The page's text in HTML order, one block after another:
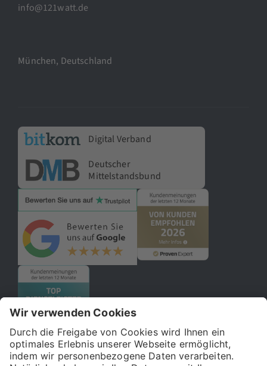
info@121watt.de
München, Deutschland
Digital Verband
Deutscher
Mittelstandsbund